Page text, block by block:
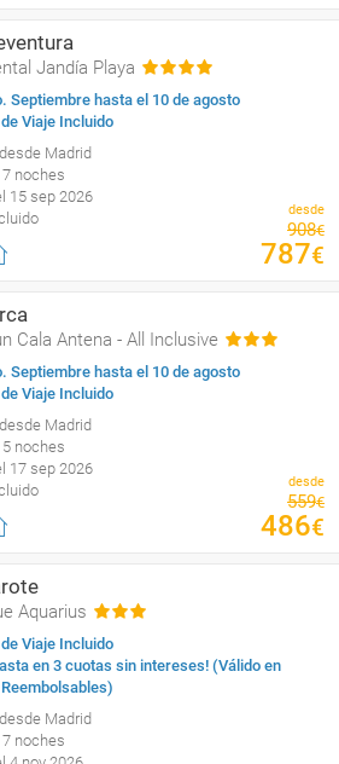
Jandía Playa
Septiembre hasta el 10 de agosto
Viaje Incluido
Madrid
noches
15 sep 2026
desde
908€
787€
Cala Antena - All Inclusive
Septiembre hasta el 10 de agosto
Viaje Incluido
Madrid
noches
17 sep 2026
desde
559€
486€
Aquarius
Viaje Incluido
en 3 cuotas sin intereses! (Válido en
Madrid
noches